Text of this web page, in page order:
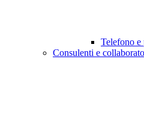
Telefono e
Consulenti e